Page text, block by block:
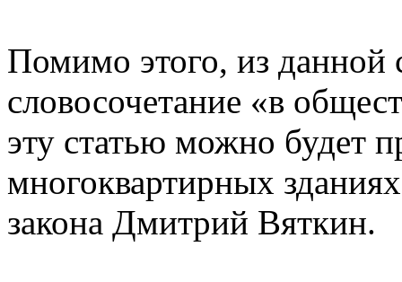
Помимо этого, из данной
словосочетание «в
эту статью можно будет
многоквартирных
закона Дмитрий Вяткин.